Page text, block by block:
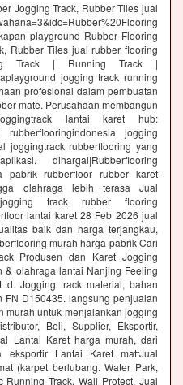
Jogging Track, Rubber Tiles jual
playground Rubber Flooring
Rubber Tiles jual rubber flooring
Track | Running Track |
jogging track running
profesional dalam pembuatan
mate. Perusahaan membangun
lantai karet hub:
rubberflooringindonesia jogging
joggingtrack rubberflooring yang
dihargai|Rubberflooring
pabrik rubberfloor rubber karet
olahraga lebih terasa Jual
track rubber flooring
lantai karet 28 Feb 2026 jual
baik dan harga terjangkau,
murah|harga pabrik Cari
Produsen dan Karet Jogging
& olahraga lantai Nanjing Feeling
Jogging track material, bahan
FN D150435. langsung penjualan
murah untuk menjalankan jogging
Beli, Supplier, Eksportir,
Lantai Karet harga murah, dari
eksportir Lantai Karet mattJual
(karpet berlubang. Water Park,
Running Track, Wall Protect, Jual